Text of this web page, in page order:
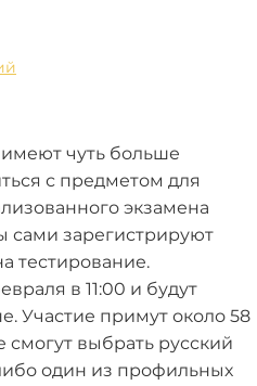
чуть больше
с предметом для
экзамена
сами зарегистрируют
тестирование.
в 11:00 и будут
Участие примут около 58
смогут выбрать русский
один из профильных